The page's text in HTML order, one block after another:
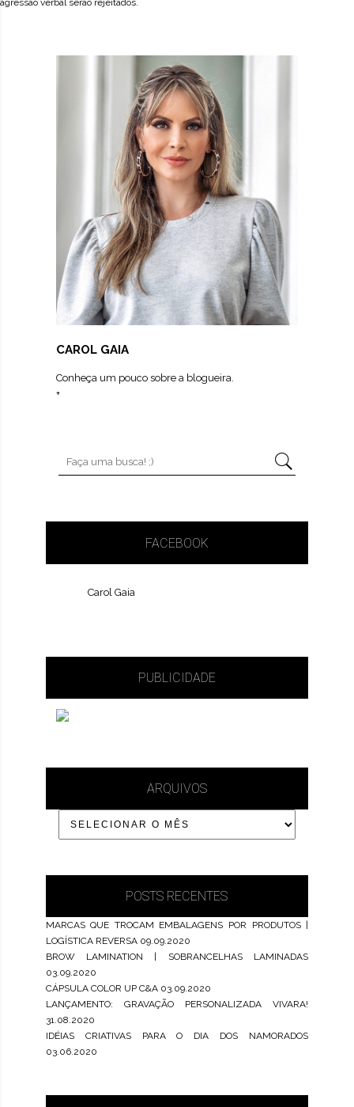
agressão verbal serão rejeitados.
CAROL GAIA
Conheça um pouco sobre a blogueira.
+
FACEBOOK
Carol Gaia
PUBLICIDADE
ARQUIVOS
POSTS RECENTES
MARCAS QUE TROCAM EMBALAGENS POR PRODUTOS |
LOGÍSTICA REVERSA 09.09.2020
BROW LAMINATION | SOBRANCELHAS LAMINADAS
03.09.2020
CÁPSULA COLOR UP C&A 03.09.2020
LANÇAMENTO: GRAVAÇÃO PERSONALIZADA VIVARA!
31.08.2020
IDÉIAS CRIATIVAS PARA O DIA DOS NAMORADOS
03.06.2020